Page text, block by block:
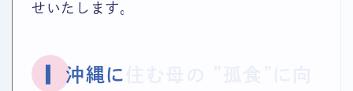
せいたします。
▎沖縄に住む母の ”孤食”に向